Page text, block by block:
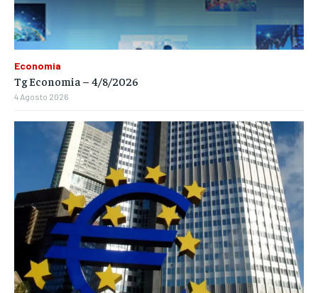
Economia
Tg Economia – 4/8/2026
4 Agosto 2026